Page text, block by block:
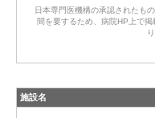
日本専門医機構の承認されたも
間を要するため、病院HP上で
施設名